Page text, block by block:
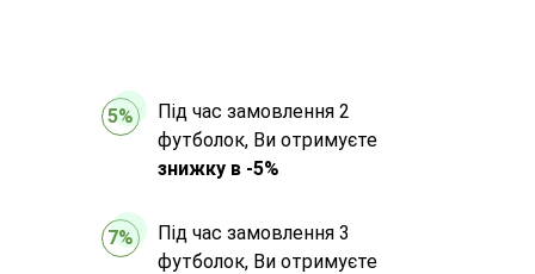
5%
Під час замовлення 2
футболок, Ви отримуєте
знижку в -5%
7%
Під час замовлення 3
футболок, Ви отримуєте